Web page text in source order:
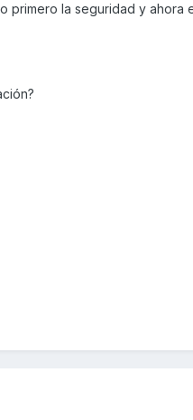
primero la seguridad y ahora